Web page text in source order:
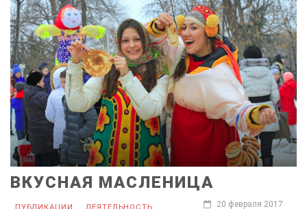
ВКУСНАЯ МАСЛЕНИЦА
20 февраля 2017